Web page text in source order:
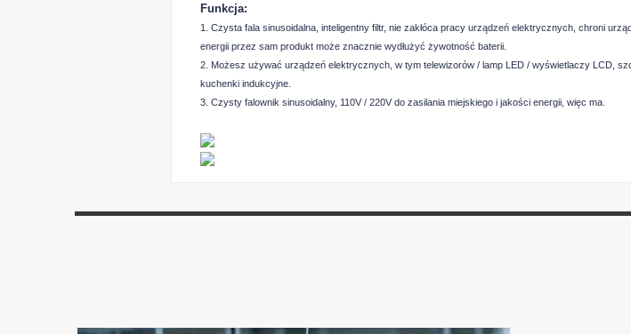
Funkcja:
1. Czysta fala sinusoidalna, inteligentny filtr, nie zakłóca pracy urządzeń elektrycznych, chroni
energii przez sam produkt może znacznie wydłużyć żywotność baterii.
2. Możesz używać urządzeń elektrycznych, w tym telewizorów / lamp LED / wyświetlaczy LCD,
kuchenki indukcyjne.
3. Czysty falownik sinusoidalny, 110V / 220V do zasilania miejskiego i jakości energii, więc ma.